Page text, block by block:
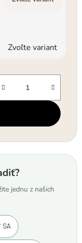
Zvoľte variant
jednu z našich
SA